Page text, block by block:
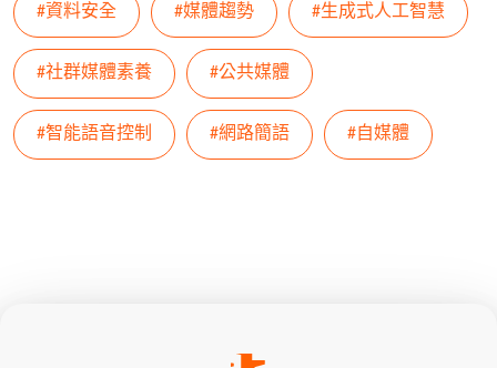
#資料安全 #媒體趨勢 #生成式人工智慧
#社群媒體素養 #公共媒體
#智能語音控制 #網路簡語 #自媒體